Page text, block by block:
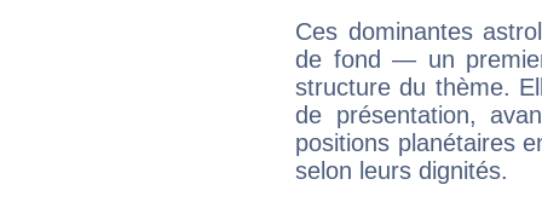
Ces dominantes
de fond — un
structure du thème.
de présentation,
positions planétaires
selon leurs dignités.